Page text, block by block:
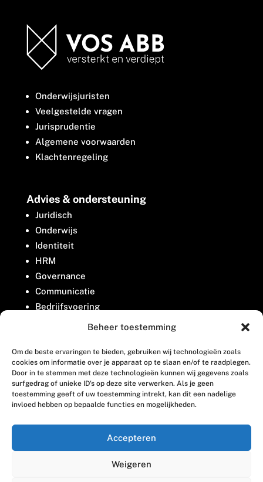
Beheer toestemming
Om de beste ervaringen te bieden, gebruiken wij technologieën zoals
cookies om informatie over je apparaat op te slaan en/of te raadplegen.
Door in te stemmen met deze technologieën kunnen wij gegevens zoals
surfgedrag of unieke ID's op deze site verwerken. Als je geen
toestemming geeft of uw toestemming intrekt, kan dit een nadelige
invloed hebben op bepaalde functies en mogelijkheden.
Accepteren
Weigeren
Onderwijsjuristen
Veelgestelde vragen
Jurisprudentie
Algemene voorwaarden
Klachtenregeling
Advies & ondersteuning
Juridisch
Onderwijs
Identiteit
HRM
Governance
Communicatie
Bedrijfsvoering
Belangenbehartiging
Contact
Houttuinlaan 8
3447 GM Woerden